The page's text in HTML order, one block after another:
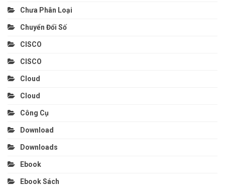
Chưa Phân Loại
Chuyển Đổi Số
CISCO
CISCO
Cloud
Cloud
Công Cụ
Download
Downloads
Ebook
Ebook Sách